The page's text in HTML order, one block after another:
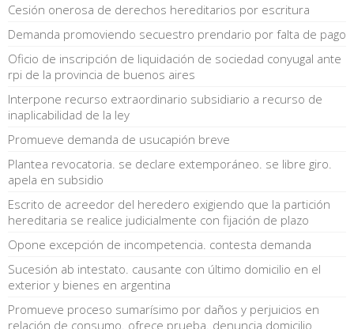
Cesión onerosa de derechos hereditarios por escritura
Demanda promoviendo secuestro prendario por falta de pago
Oficio de inscripción de liquidación de sociedad conyugal ante
rpi de la provincia de buenos aires
Interpone recurso extraordinario subsidiario a recurso de
inaplicabilidad de la ley
Promueve demanda de usucapión breve
Plantea revocatoria. se declare extemporáneo. se libre giro.
apela en subsidio
Escrito de acreedor del heredero exigiendo que la partición
hereditaria se realice judicialmente con fijación de plazo
Opone excepción de incompetencia. contesta demanda
Sucesión ab intestato. causante con último domicilio en el
exterior y bienes en argentina
Promueve proceso sumarísimo por daños y perjuicios en
relación de consumo. ofrece prueba. denuncia domicilio